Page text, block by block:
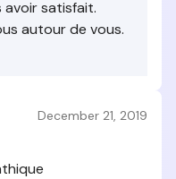
avoir satisfait.
autour de vous.
December 21, 2019